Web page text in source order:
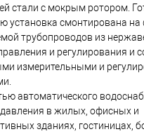
стали с мокрым ротором.
установка смонтирована
трубопроводов из
и регулирования и
измерительными и
автоматического
в жилых, офисных и
зданиях, гостиницах,